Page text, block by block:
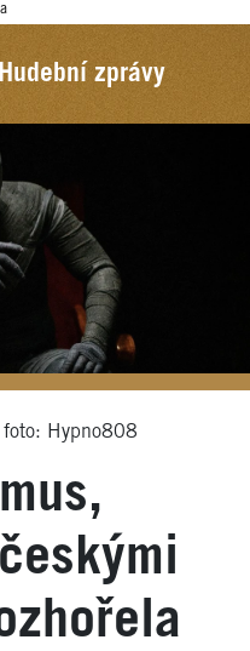
Hudební zprávy
foto: Hypno808